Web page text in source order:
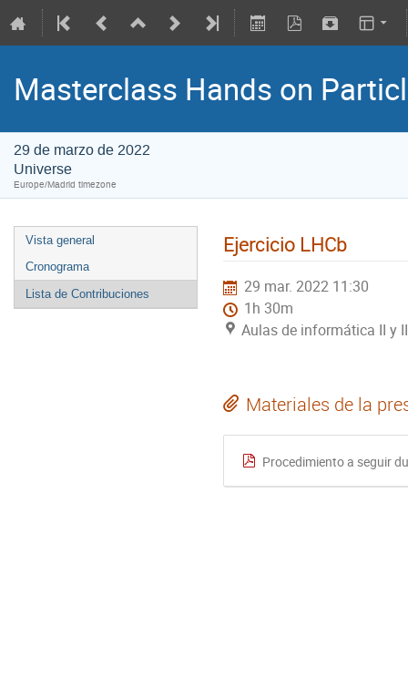
Masterclass Hands on
29 de marzo de 2022
Universe
Europe/Madrid timezone
Vista general
Cronograma
Lista de Contribuciones
Ejercicio LHCb
29 mar. 2022 11:30
1h 30m
Aulas de informática II y
Materiales de la
Procedimiento a seguir